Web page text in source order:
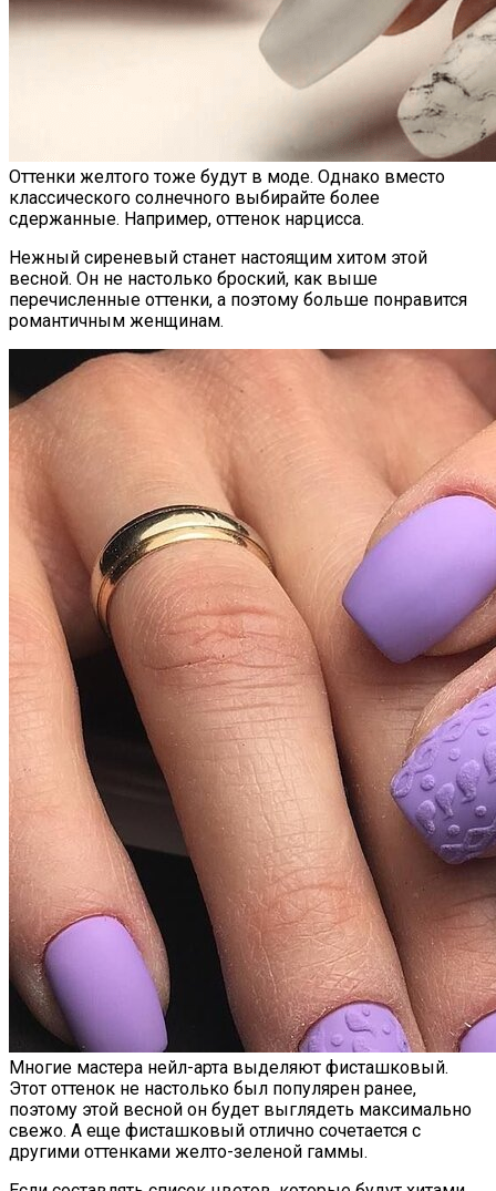
Лунный Календарь Окрашивания
Волос На Октябрь 2025 Года
Оттенки желтого тоже будут в моде. Однако вместо
классического солнечного выбирайте более
сдержанные. Например, оттенок нарцисса.
Нежный сиреневый станет настоящим хитом этой
весной. Он не настолько броский, как выше
перечисленные оттенки, а поэтому больше понравится
романтичным женщинам.
Многие мастера нейл-арта выделяют фисташковый.
Этот оттенок не настолько был популярен ранее,
поэтому этой весной он будет выглядеть максимально
свежо. А еще фисташковый отлично сочетается с
другими оттенками желто-зеленой гаммы.